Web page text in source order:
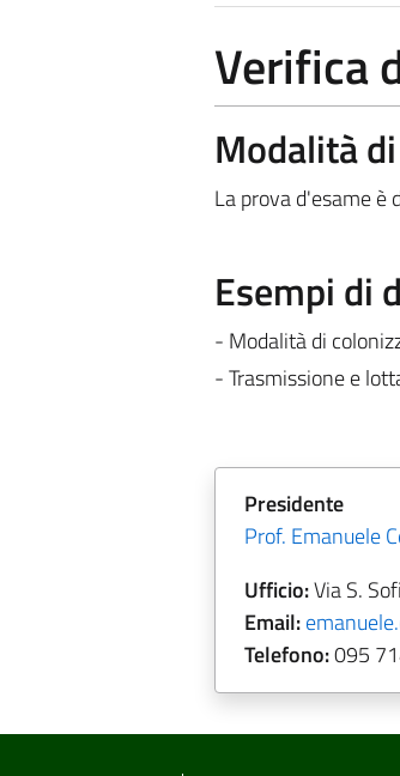
Verifica
Modalità
La prova d'esame è
Esempi di
- Modalità di
- Trasmissione e
Presidente
Prof. Emanuele
Ufficio:Via S.
Email:
Telefono:095